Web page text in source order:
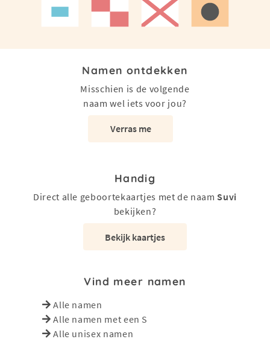
Namen ontdekken
Misschien is de volgende
naam wel iets voor jou?
Verras me
Handig
Direct alle geboortekaartjes met de naam Suvi
bekijken?
Bekijk kaartjes
Vind meer namen
Alle namen
Alle namen met een S
Alle unisex namen